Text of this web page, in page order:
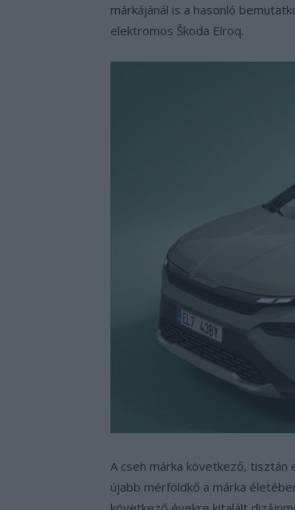
márkájánál is a hasonló
elektromos Škoda Elroq.
A cseh márka következő, tisztán
újabb mérföldkő a márka